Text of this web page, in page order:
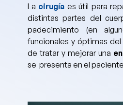
La cirugía es útil para
distintas partes del
padecimiento (en
funcionales y óptimas
de tratar y mejorar una
se presenta en el